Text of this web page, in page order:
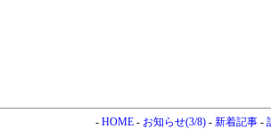
- HOME- お知らせ(3/8)- 新着記事-